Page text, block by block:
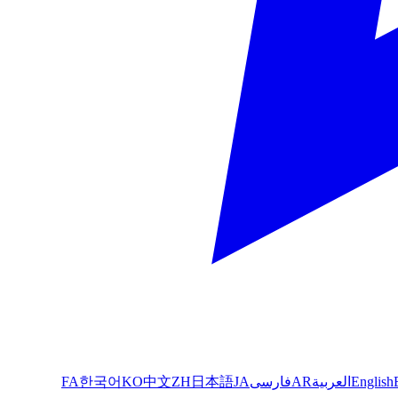
English العربيةARفارسی FA한국어KO中文ZH 日本語JA